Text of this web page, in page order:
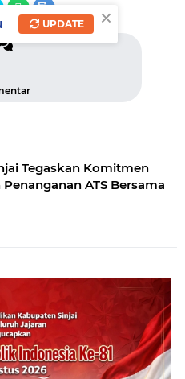
Tegaskan Komitmen
ATS Bersama
×
UPDATE